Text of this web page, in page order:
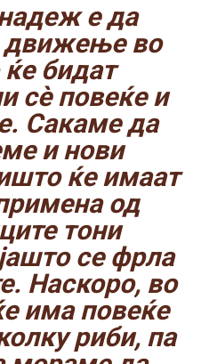
е да
движење во
бидат
сè повеќе и
Сакаме да
и нови
ќе имаат
од
тони
се фрла
Наскоро, во
има повеќе
риби, па